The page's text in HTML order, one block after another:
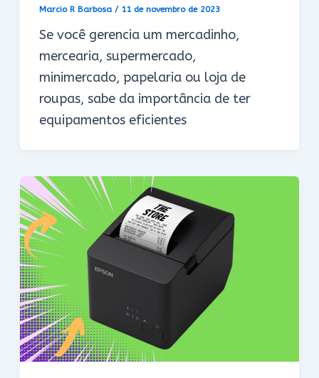
Marcio R Barbosa/ 11 de novembro de 2023
Se você gerencia um mercadinho,
mercearia, supermercado,
minimercado, papelaria ou loja de
roupas, sabe da importância de ter
equipamentos eficientes